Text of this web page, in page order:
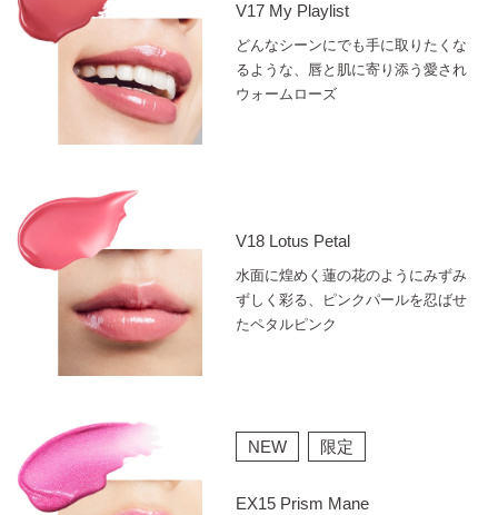
V17 My Playlist
どんなシーンにでも手に取りたくな
るような、唇と肌に寄り添う愛され
ウォームローズ
V18 Lotus Petal
水面に煌めく蓮の花のようにみずみ
ずしく彩る、ピンクパールを忍ばせ
たペタルピンク
NEW 限定
EX15 Prism Mane